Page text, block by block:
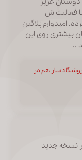
عزیز
فعالیت ش
امیدوارم پلاگین
بیشتری روی این
..
ساز هم در
نسخه جدید